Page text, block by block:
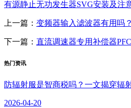
有源静止无功发生器SVG安装及注
上一篇： 变频器输入滤波器有用吗？
下一篇： 直流调速器专用补偿器
热门资讯
防辐射服是智商税吗？一文揭穿辐
2026-04-20